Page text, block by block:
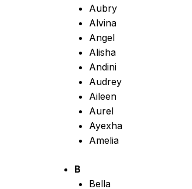
Aubry
Alvina
Angel
Alisha
Andini
Audrey
Aileen
Aurel
Ayexha
Amelia
B
Bella